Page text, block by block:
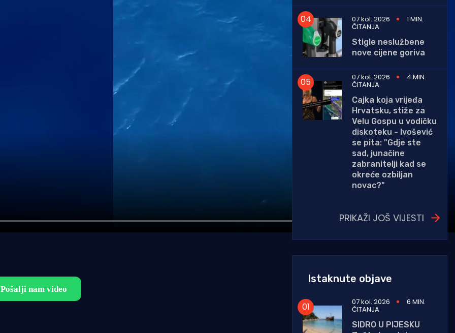
07 kol. 2026 1 MIN.
ČITANJA
Stigle neslužbene
nove cijene goriva
07 kol. 2026 4 MIN.
ČITANJA
Cajka koja vrijeđa
Hrvatsku, stiže za
Velu Gospu u vodičku
diskoteku - Ivošević
se pita: "Gdje ste
sad, junačine
zabranitelji kad se
okreće ozbiljan
novac?"
PRIKAŽI JOŠ VIJESTI
Istaknute objave
07 kol. 2026 6 MIN.
ČITANJA
SIDRO U PIJESKU